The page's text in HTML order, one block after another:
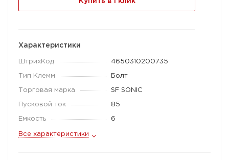
Характеристики
ШтрихКод 4650310200735
Тип Клемм Болт
Торговая марка SF SONIC
Пусковой ток 85
Емкость 6
Все характеристики